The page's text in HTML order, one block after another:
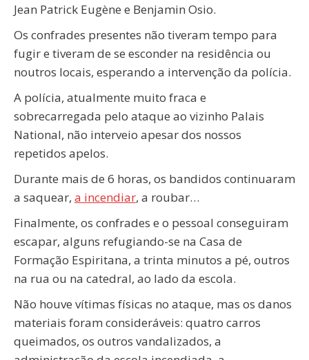
Jean Patrick Eugène e Benjamin Osio.
Os confrades presentes não tiveram tempo para
fugir e tiveram de se esconder na residência ou
noutros locais, esperando a intervenção da polícia.
A polícia, atualmente muito fraca e
sobrecarregada pelo ataque ao vizinho Palais
National, não interveio apesar dos nossos
repetidos apelos.
Durante mais de 6 horas, os bandidos continuaram
a saquear, a incendiar, a roubar…
Finalmente, os confrades e o pessoal conseguiram
escapar, alguns refugiando-se na Casa de
Formação Espiritana, a trinta minutos a pé, outros
na rua ou na catedral, ao lado da escola.
Não houve vítimas físicas no ataque, mas os danos
materiais foram consideráveis: quatro carros
queimados, os outros vandalizados, a